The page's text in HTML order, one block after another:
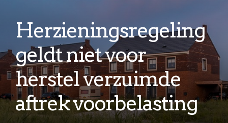
Herzieningsregeling
geldt niet voor
herstel verzuimde
aftrek voorbelasting